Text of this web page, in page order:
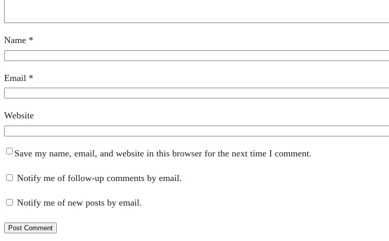
Name *
Email *
Website
Save my name, email, and website in this browser for the next time I comment.
Notify me of follow-up comments by email.
Notify me of new posts by email.